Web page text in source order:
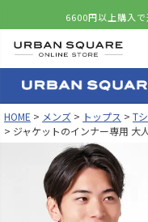
6600円以上購入で
HOME メンズ トップス T
ジャケットのインナー専用 大